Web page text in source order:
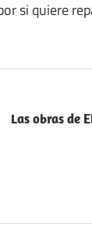
si quiere
Las obras de